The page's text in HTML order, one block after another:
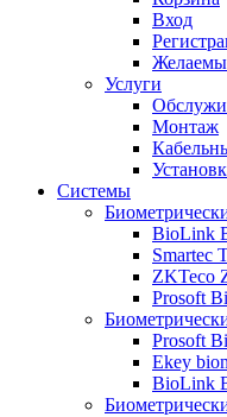
Вход
Услуги
Монтаж
Системы
BioLink
Smartec
ZKTeco
Prosoft
Prosoft
Ekey
BioLink